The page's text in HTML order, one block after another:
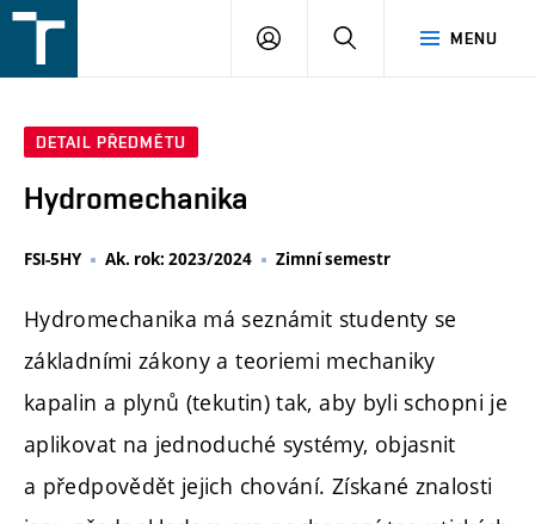
v
MENU
PŘIHLÁŠENÍ
DETAIL PŘEDMĚTU
Hydromechanika
FSI-5HY Ak. rok: 2023/2024 Zimní semestr
Hydromechanika má seznámit studenty se
základními zákony a teoriemi mechaniky
kapalin a plynů (tekutin) tak, aby byli schopni je
aplikovat na jednoduché systémy, objasnit
a předpovědět jejich chování. Získané znalosti